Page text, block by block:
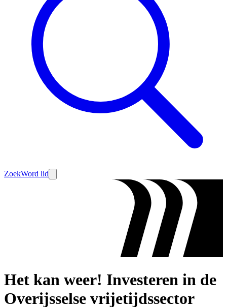
ZoekWord lid
Het kan weer! Investeren in de
Overijsselse vrijetijdssector